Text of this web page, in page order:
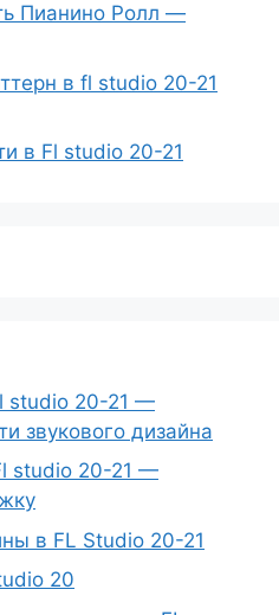
Пианино Ролл —
в fl studio 20-21
в Fl studio 20-21
studio 20-21 —
звукового дизайна
studio 20-21 —
в FL Studio 20-21
20